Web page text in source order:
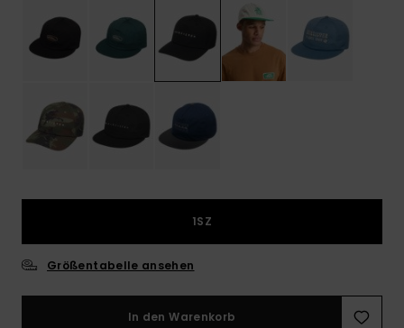
1SZ
Größentabelle ansehen
In den Warenkorb